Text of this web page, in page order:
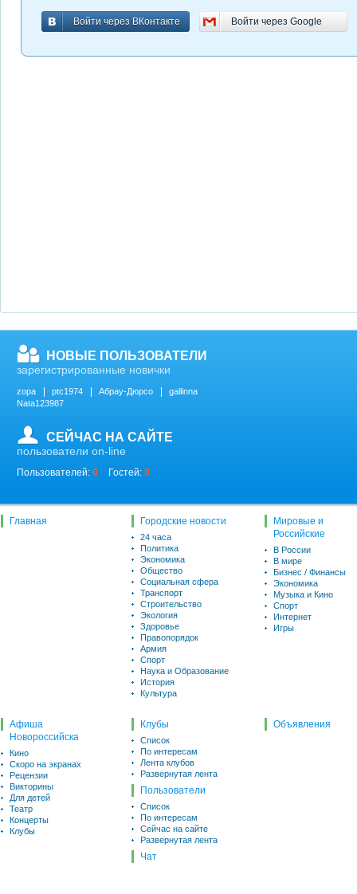
Войти через ВКонтакте
Войти через ВКонтакте Войти через Google
Войти через Google
НОВЫЕ ПОЛЬЗОВАТЕЛИ
зарегистрированные новички
zopa ptc1974 Абрау-Дюрсо
gallinna
Nata123987
СЕЙЧАС НА САЙТЕ
пользователи on-line
Пользователей: 0 Гостей: 0
Главная Городские новости
24 часа
Политика
Экономика
Общество
Социальная сфера
Транспорт
Строительство
Экология
Здоровье
Правопорядок
Армия
Спорт
Наука и Образование
История
Культура
Мировые и
Российские
В России
В мире
Бизнес / Финансы
Экономика
Музыка и Кино
Спорт
Интернет
Игры
Афиша
Новороссийска
Кино
Скоро на экранах
Рецензии
Викторины
Для детей
Театр
Концерты
Клубы
Клубы
Список
По интересам
Лента клубов
Развернутая лента
Пользователи
Список
По интересам
Сейчас на сайте
Развернутая лента
Чат
Объявления